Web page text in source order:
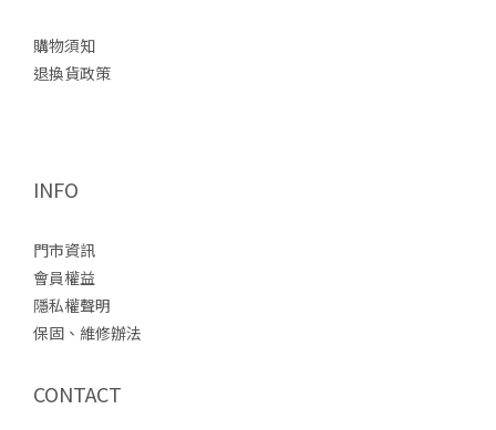
購物須知
退換貨政策
INFO
門市資訊
會員權益
隱私權聲明
保固、維修辦法
CONTACT